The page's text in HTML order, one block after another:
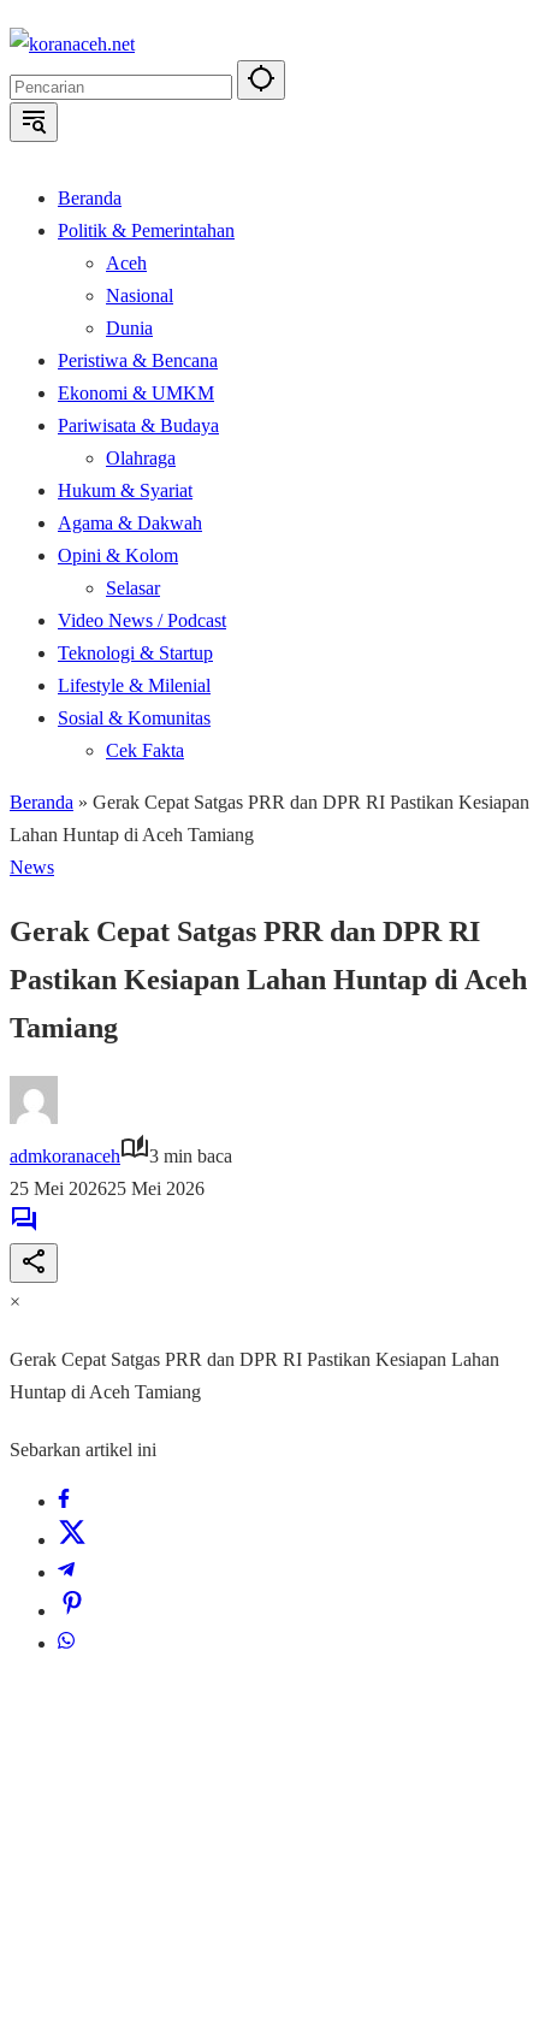
Langsung
konten
Beranda
Politik & Pemerintahan
Aceh
Nasional
Dunia
Peristiwa & Bencana
Ekonomi & UMKM
Pariwisata & Budaya
Olahraga
Hukum & Syariat
Agama & Dakwah
Opini & Kolom
Selasar
Video News / Podcast
Teknologi & Startup
Lifestyle & Milenial
Sosial & Komunitas
Cek Fakta
Beranda » Gerak Cepat Satgas PRR dan DPR RI Pastikan Kesiapan
Lahan Huntap di Aceh Tamiang
News
Gerak Cepat Satgas PRR dan DPR RI
Pastikan Kesiapan Lahan Huntap di Aceh
Tamiang
admkoranaceh
3 min baca
25 Mei 202625 Mei 2026
×
Gerak Cepat Satgas PRR dan DPR RI Pastikan Kesiapan Lahan
Huntap di Aceh Tamiang
Sebarkan artikel ini